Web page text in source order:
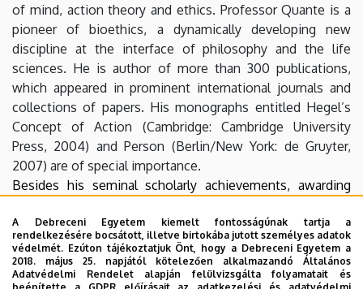
of mind, action theory and ethics. Professor Quante is a
pioneer of bioethics, a dynamically developing new
discipline at the interface of philosophy and the life
sciences. He is author of more than 300 publications,
which appeared in prominent international journals and
collections of papers. His monographs entitled Hegel’s
Concept of Action (Cambridge: Cambridge University
Press, 2004) and Person (Berlin/New York: de Gruyter,
2007) are of special importance.
Besides his seminal scholarly achievements, awarding
been justified by his close cooperation with the Institute
of Philosophy of the University of Debrecen during the
past two decades as well as his recent efforts to further
the international contacts of our university. Among others
A Debreceni Egyetem kiemelt fontosságúnak tartja a
rendelkezésére bocsátott, illetve birtokába jutott személyes adatok
védelmét. Ezúton tájékoztatjuk Önt, hogy a Debreceni Egyetem a
2018. május 25. napjától kötelezően alkalmazandó Általános
Adatvédelmi Rendelet alapján felülvizsgálta folyamatait és